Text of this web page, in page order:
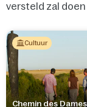
versteld zal doen
Cultuur
Chemin des Dames